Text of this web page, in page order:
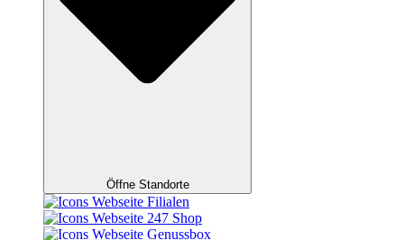
Öffne Standorte